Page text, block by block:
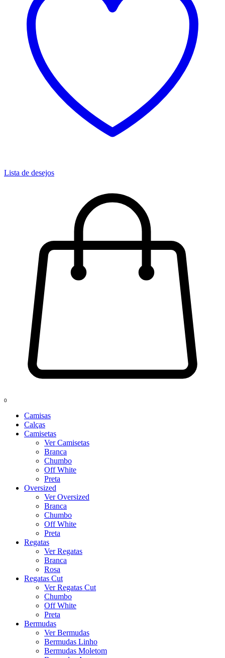
Lista de desejos
0
Camisas
Calças
Camisetas
Ver Camisetas
Branca
Chumbo
Off White
Preta
Oversized
Ver Oversized
Branca
Chumbo
Off White
Preta
Regatas
Ver Regatas
Branca
Rosa
Regatas Cut
Ver Regatas Cut
Chumbo
Off White
Preta
Bermudas
Ver Bermudas
Bermudas Linho
Bermudas Moletom